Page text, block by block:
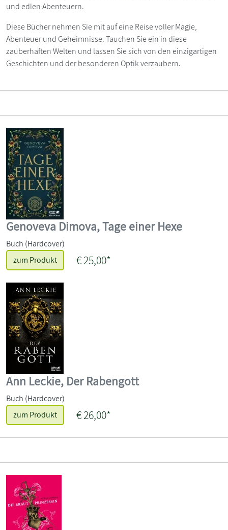
und edlen Abenteuern.
Diese Bücher nehmen Sie mit auf eine Reise voller Magie,
Abenteuer und Geheimnisse. Tauchen Sie ein in diese
zauberhaften Welten und lassen Sie sich von den einzigartigen
Geschichten und der besonderen Optik verzaubern.
Genoveva Dimova, Tage einer Hexe
Buch (Hardcover)
zum Produkt
€ 25,00*
Ann Leckie, Der Rabengott
Buch (Hardcover)
zum Produkt
€ 26,00*